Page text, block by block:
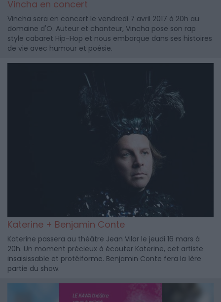
Vincha en concert
Vincha sera en concert le vendredi 7 avril 2017 à 20h au
domaine d'O. Auteur et chanteur, Vincha pose son rap
style cabaret Hip-Hop et nous embarque dans ses histoires
de vie avec humour et poésie.
Katerine + Benjamin Conte
Katerine passera au théâtre Jean Vilar le jeudi 16 mars à
20h. Un moment précieux à écouter Katerine, cet artiste
insaisissable et protéiforme. Benjamin Conte fera la 1ère
partie du show.